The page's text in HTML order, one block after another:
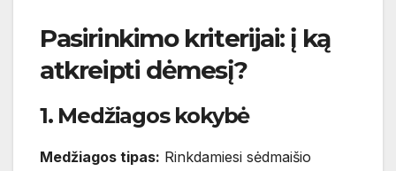
Pasirinkimo kriterijai: į ką
atkreipti dėmesį?
1. Medžiagos kokybė
Medžiagos tipas: Rinkdamiesi sėdmaišio